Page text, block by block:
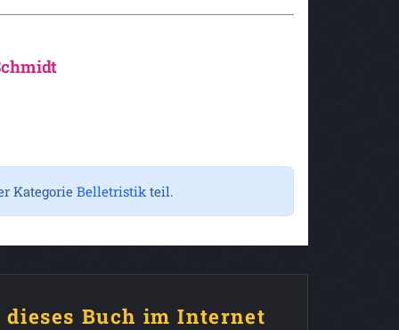
Kategorie Belletristikteil.
dieses Buch im Internet